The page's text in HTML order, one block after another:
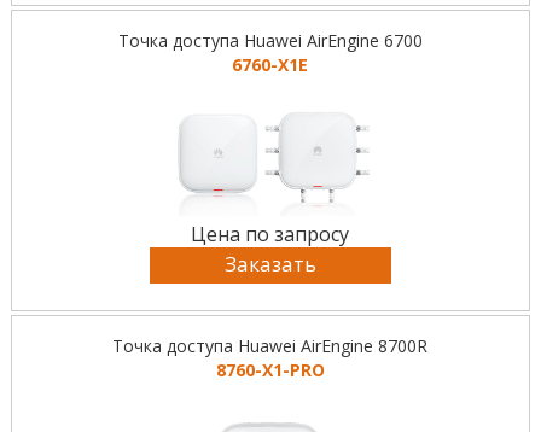
Точка доступа Huawei AirEngine 6700
6760-X1E
Цена по запросу
Заказать
Точка доступа Huawei AirEngine 8700R
8760-X1-PRO